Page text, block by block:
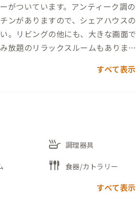
がついています。アンティーク調の
ンがありますので、シェアハウスの
。リビングの他にも、大きな画面で
放題のリラックスルームもありま
すべて表示
skillet 調理器具
flatware 食器/カトラリー
すべて表示